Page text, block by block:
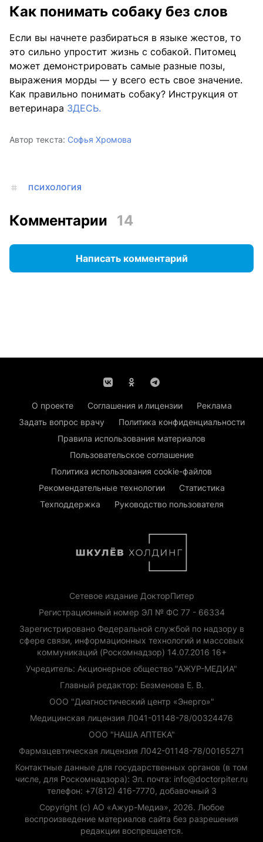
Как понимать собаку без слов
Если вы начнете разбираться в языке жестов, то
это сильно упростит жизнь с собакой. Питомец
может демонстрировать самые разные позы,
выражения морды — у всего есть свое значение.
Как правильно понимать собаку? Инструкция от
ветеринара ЗДЕСЬ.
Автор текста: Софья Хромова
ПСИХОЛОГИЯ
Комментарии 14
Написать комментарий
О проекте Соглашения и лицензии
Реклама
Задать вопрос врачу
Политика конфиденциальности
Правила использования материалов
Пользовательское соглашение
Политика использования cookie-файлов
Рекомендательные технологии
Статистика
Техподдержка
Руководство пользователя
Сетевое издание ДокторПитер
Регистрационный номер ЭЛ № ФС 77 - 66334
Зарегистрировано Федеральной службой по надзору в
сфере связи, информационных технологий и массовых
коммуникаций (Роскомнадзор) 14.07.2016 16+
Учредитель: Акционерное общество "АЖУР-МЕДИА"
Главный редактор: Безменова Е. В.
ООО "Диагностический центр «Энерго»"
Медицинская лицензия Л041-01148-78/00324476
ООО "НАША АПТЕКА"
Фармацевтическая лицензия Л042-01148-78/00165271
Контактные данные для государственных органов (в том
числе, для Роскомнадзора): Эл. почта: info@doctorpiter.ru
телефон: +7(812) 416-7770, добавочный 3
Copyright (с) АО «Ажур-Медиа», 2026. Любое
воспроизведение материалов сайта без разрешения
редакции воспрещается.